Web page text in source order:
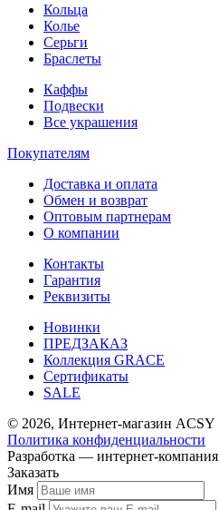
Кольца
Колье
Серьги
Браслеты
Каффы
Подвески
Все украшения
Покупателям
Доставка и оплата
Обмен и возврат
Оптовым партнерам
О компании
Контакты
Гарантия
Реквизиты
Новинки
ПРЕДЗАКАЗ
Коллекция GRACE
Сертификаты
SALE
© 2026, Интернет-магазин ACSY
Политика конфиденциальности
Разработка — интернет-компания
Заказать
Имя